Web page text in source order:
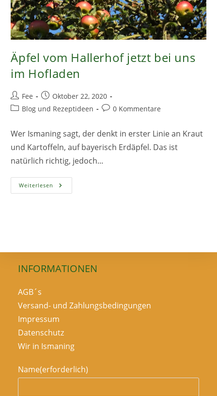
Äpfel vom Hallerhof jetzt bei uns
im Hofladen
Beitrags-
Autor:
Fee
Beitrag
veröffentlicht:
Oktober 22, 2020
Beitrags-
Blog und Rezeptideen
Beitrags-
0 Kommentare
Wer Ismaning sagt, der denkt in erster Linie an Kraut
und Kartoffeln, auf bayerisch Erdäpfel. Das ist
natürlich richtig, jedoch...
Weiterlesen Äpfel
Vom
INFORMATIONEN
AGB´s
Versand- und Zahlungsbedingungen
Impressum
Datenschutz
Wir in Ismaning
Name(erforderlich)